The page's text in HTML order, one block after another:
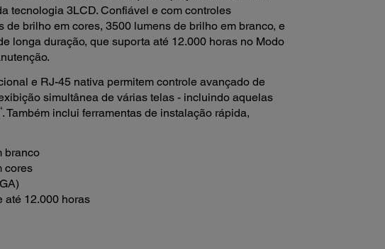
tecnologia 3LCD. Confiável e com controles
brilho em cores, 3500 lumens de brilho em branco, e
longa duração, que suporta até 12.000 horas no Modo
e RJ-45 nativa permitem controle avançado de
simultânea de várias telas - incluindo aquelas
4. Também inclui ferramentas de instalação rápida,
branco
cores
até 12.000 horas